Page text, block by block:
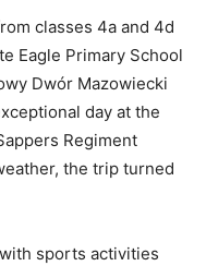
classes 4a and 4d
Eagle Primary School
Dwór Mazowiecki
day at the
Regiment
the trip turned
sports activities